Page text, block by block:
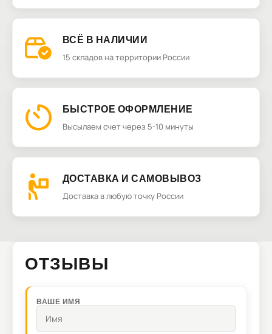
ВСЁ В НАЛИЧИИ
15 складов на территории России
БЫСТРОЕ ОФОРМЛЕНИЕ
Высылаем счет через 5-10 минуты
ДОСТАВКА И САМОВЫВОЗ
Доставка в любую точку России
ОТЗЫВЫ
ВАШЕ ИМЯ